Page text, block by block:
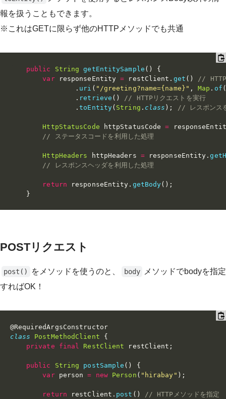
報を扱うこともできます。
※これはGETに限らず他のHTTPメソッドでも共通
public String getEntitySample ( )
{
var responseEntity = restClient . get ( )
// HTTP
. uri ( "/greeting?name={name}" , Map . of (
. retrieve ( )
// HTTPリクエストを実行
.toEntity( String . class ) ; // レスポンス
HttpStatusCode httpStatusCode =
// ステータスコードを利用した処理
HttpHeaders httpHeaders = responseEntity .
// レスポンスヘッダを利用した処理
return responseEntity . getBody( ) ;
}
POSTリクエスト
post() をメソッドを使うのと、 body
メソッドでbodyを指定
すればOK！
@RequiredArgsConstructor
class
PostMethodClient
{
private
final RestClient restClient ;
public String postSample ( )
{
var person = new Person ( "hirabay" ) ;
return restClient . post ( )
// HTTPメソッドを指定